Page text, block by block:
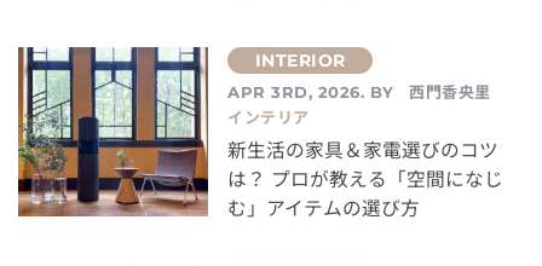
APR 3RD, 2026. BY
西門香央里
インテリア
新生活の家具＆家電選びのコツ
は？ プロが教える「空間になじ
む」アイテムの選び方